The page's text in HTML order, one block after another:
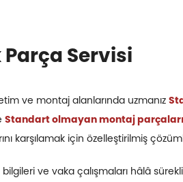
Servisi
ve montaj alanlarında uzmanız
Standart olmayan montaj parçaları
karşılamak için özelleştirilmiş
ve vaka çalışmaları hâlâ